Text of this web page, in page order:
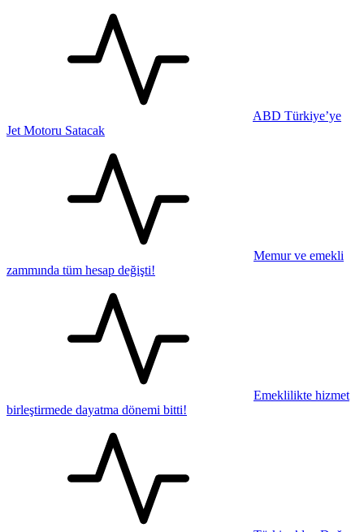
ABD Türkiye’ye
Jet Motoru Satacak
Memur ve emekli
zammında tüm hesap değişti!
Emeklilikte hizmet
birleştirmede dayatma dönemi bitti!